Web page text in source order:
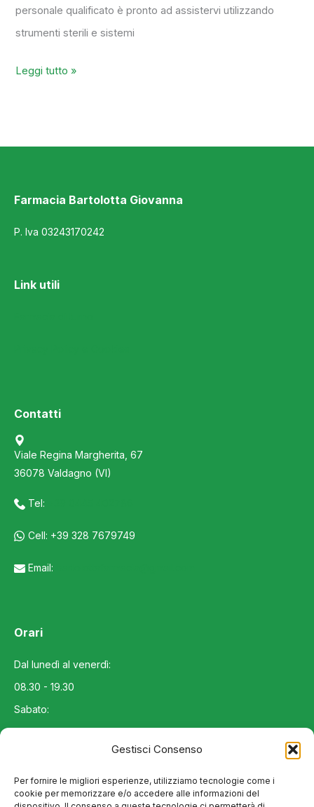
Gestisci Consenso
Per fornire le migliori esperienze, utilizziamo tecnologie come i
cookie per memorizzare e/o accedere alle informazioni del
personale qualificato è pronto ad assistervi utilizzando
strumenti sterili e sistemi
Leggi tutto »
Farmacia Bartolotta Giovanna
P. Iva 03243170242
Link utili
Contatti
Viale Regina Margherita, 67
36078 Valdagno (VI)
Tel:
Cell: +39 328 7679749
Email:
Orari
Dal lunedì al venerdì:
08.30 - 19.30
Sabato:
08.30 - 12.30
chiuso